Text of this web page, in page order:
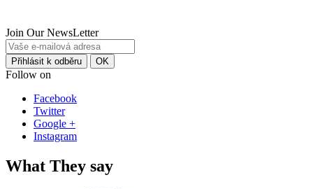
Join Our NewsLetter
Follow on
Facebook
Twitter
Google +
Instagram
What They say